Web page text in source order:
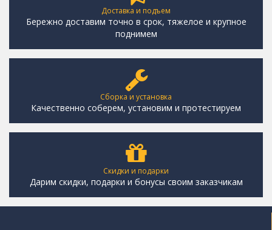
Доставка и подъем
Бережно доставим точно в срок, тяжелое и крупное
поднимем
Сборка и установка
Качественно соберем, установим и протестируем
Скидки и подарки
Дарим скидки, подарки и бонусы своим заказчикам